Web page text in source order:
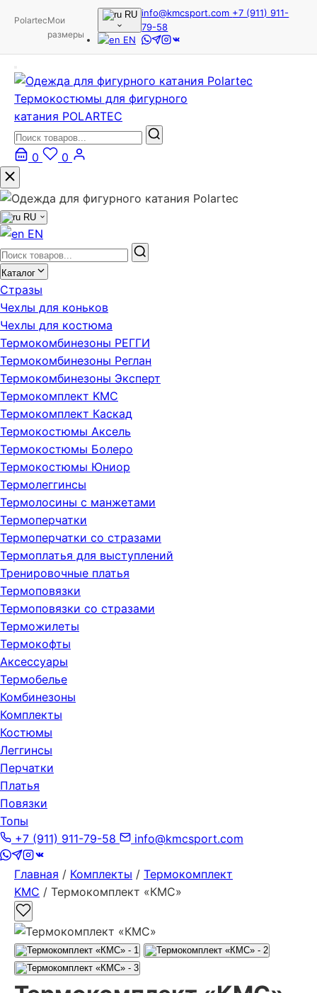
PolartecМои
размеры
RU
EN
info@kmcsport.com +7 (911) 911-
79-58
Термокостюмы для фигурного
катания POLARTEC
0 0
RU
EN
Каталог
Стразы
Чехлы для коньков
Чехлы для костюма
Термокомбинезоны РЕГГИ
Термокомбинезоны Реглан
Термокомбинезоны Эксперт
Термокомплект KMC
Термокомплект Каскад
Термокостюмы Аксель
Термокостюмы Болеро
Термокостюмы Юниор
Термолеггинсы
Термолосины с манжетами
Термоперчатки
Термоперчатки со стразами
Термоплатья для выступлений
Тренировочные платья
Термоповязки
Термоповязки со стразами
Терможилеты
Термокофты
Аксессуары
Термобелье
Комбинезоны
Комплекты
Костюмы
Леггинсы
Перчатки
Платья
Повязки
Топы
+7 (911) 911-79-58
info@kmcsport.com
Главная / Комплекты / Термокомплект
KMC / Термокомплект «КМС»